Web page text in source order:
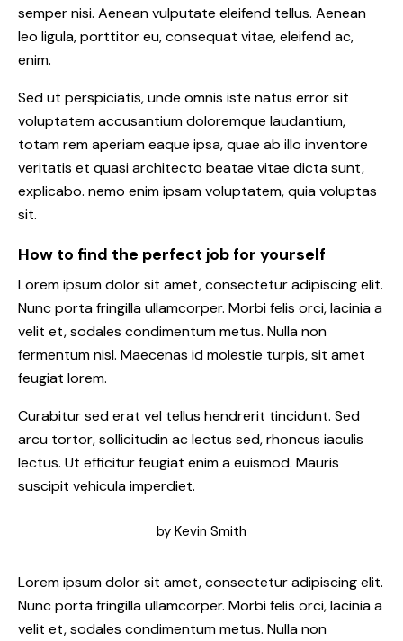
semper nisi. Aenean vulputate eleifend tellus. Aenean
leo ligula, porttitor eu, consequat vitae, eleifend ac,
enim.
Sed ut perspiciatis, unde omnis iste natus error sit
voluptatem accusantium doloremque laudantium,
totam rem aperiam eaque ipsa, quae ab illo inventore
veritatis et quasi architecto beatae vitae dicta sunt,
explicabo. nemo enim ipsam voluptatem, quia voluptas
sit.
How to find the perfect job for yourself
Lorem ipsum dolor sit amet, consectetur adipiscing elit.
Nunc porta fringilla ullamcorper. Morbi felis orci, lacinia a
velit et, sodales condimentum metus. Nulla non
fermentum nisl. Maecenas id molestie turpis, sit amet
feugiat lorem.
Curabitur sed erat vel tellus hendrerit tincidunt. Sed
arcu tortor, sollicitudin ac lectus sed, rhoncus iaculis
lectus. Ut efficitur feugiat enim a euismod. Mauris
suscipit vehicula imperdiet.
by Kevin Smith
Lorem ipsum dolor sit amet, consectetur adipiscing elit.
Nunc porta fringilla ullamcorper. Morbi felis orci, lacinia a
velit et, sodales condimentum metus. Nulla non